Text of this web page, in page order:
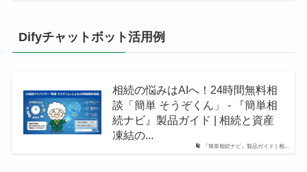
Difyチャットボット活用例
『簡単相続ナビ』製品ガイド | 相...
相続の悩みはAIへ！24時間無料相
談「簡単 そうぞくん」 - 『簡単相
続ナビ』製品ガイド | 相続と資産
凍結の...